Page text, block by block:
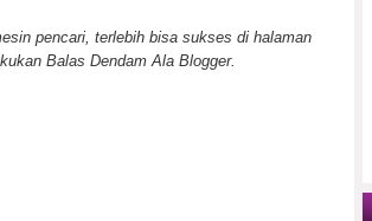
pencari, terlebih bisa sukses di halaman
Balas Dendam Ala Blogger.